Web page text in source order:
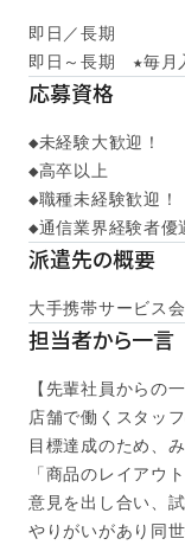
即日／長期
即日～長期　★毎月
応募資格
◆未経験大歓迎！
◆高卒以上
◆職種未経験歓迎！
◆通信業界経験者優
派遣先の概要
大手携帯サービス
担当者から一言
【先輩社員からの一
店舗で働くスタッ
目標達成のため、
「商品のレイアウ
意見を出し合い、
やりがいがあり同